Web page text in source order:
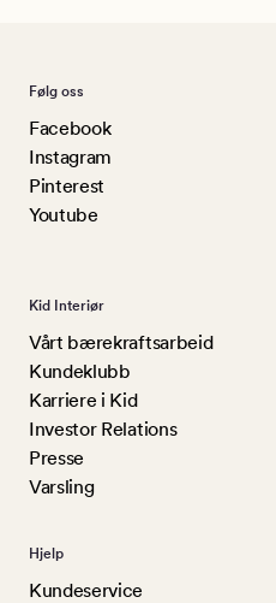
Følg oss
Facebook
Instagram
Pinterest
Youtube
Kid Interiør
Vårt bærekraftsarbeid
Kundeklubb
Karriere i Kid
Investor Relations
Presse
Varsling
Hjelp
Kundeservice